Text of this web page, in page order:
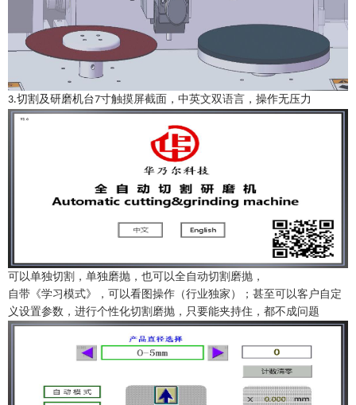
3.切割及研磨机台7寸触摸屏截面 ， 中英文双语言 ，操作无压力
可以单独切割，单独磨抛，也可以全自动切割磨抛，
自带《学习模式》，可以看图操作（行业独家）；甚至可以客户自定
义设置参数，进行个性化切割磨抛，只要能夹持住，都不成问题